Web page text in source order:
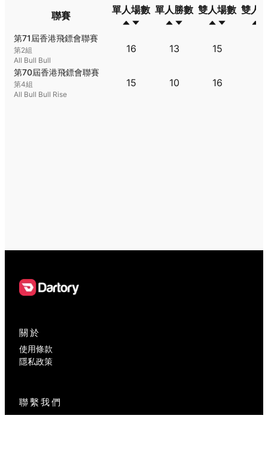
聯賽 單人場數 單人勝數 雙人場數 雙人
聯賽
第71屆香港飛鏢會聯賽
第2組
All Bull Bull
16 13 15
第70屆香港飛鏢會聯賽
第4組
All Bull Bull Rise
15 10 16
關於
使用條款
隱私政策
聯繫我們
contact@dartory.com